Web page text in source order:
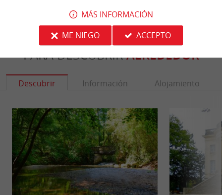
PARA DESCUBRIRALREDEDOR
Descubrir Información Alojamiento
MÁS INFORMACIÓN
ME NIEGO
ACCEPTO